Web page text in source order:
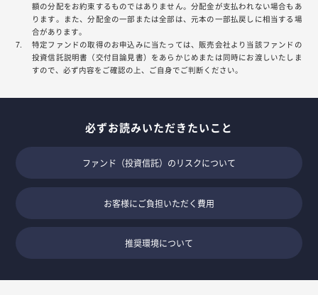
額の分配をお約束するものではありません。分配金が支払われない場合もあ
ります。また、分配金の一部または全部は、元本の一部払戻しに相当する場
合があります。
特定ファンドの取得のお申込みに当たっては、販売会社より当該ファンドの
投資信託説明書（交付目論見書）をあらかじめまたは同時にお渡しいたしま
すので、必ず内容をご確認の上、ご自身でご判断ください。
必ずお読みいただきたいこと
ファンド（投資信託）のリスクについて
お客様にご負担いただく費用
推奨環境について